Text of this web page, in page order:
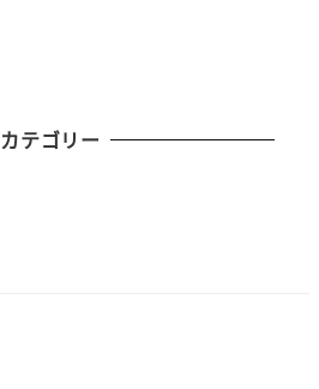
カテゴリー